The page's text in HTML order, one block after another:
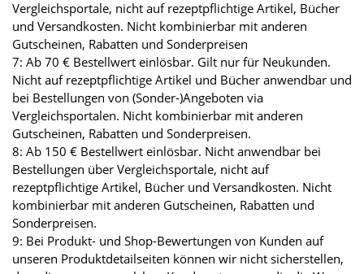
Vergleichsportale, nicht auf rezeptpflichtige Artikel, Bücher
und Versandkosten. Nicht kombinierbar mit anderen
Gutscheinen, Rabatten und Sonderpreisen
7: Ab 70 € Bestellwert einlösbar. Gilt nur für Neukunden.
Nicht auf rezeptpflichtige Artikel und Bücher anwendbar und
bei Bestellungen von (Sonder-)Angeboten via
Vergleichsportalen. Nicht kombinierbar mit anderen
Gutscheinen, Rabatten und Sonderpreisen.
8: Ab 150 € Bestellwert einlösbar. Nicht anwendbar bei
Bestellungen über Vergleichsportale, nicht auf
rezeptpflichtige Artikel, Bücher und Versandkosten. Nicht
kombinierbar mit anderen Gutscheinen, Rabatten und
Sonderpreisen.
9: Bei Produkt- und Shop-Bewertungen von Kunden auf
unseren Produktdetailseiten können wir nicht sicherstellen,